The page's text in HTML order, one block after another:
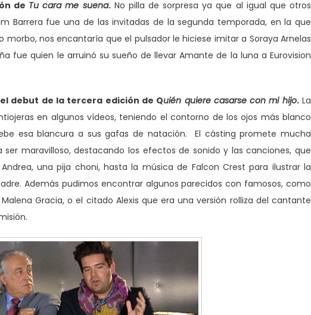
de Tu cara me suena.No pilla de sorpresa ya que al igual que otros
Barrera fue una de las invitadas de la segunda temporada, en la que
morbo, nos encantaría que el pulsador le hiciese imitar a Soraya Arnelas
fue quien le arruinó su sueño de llevar Amante de la luna a Eurovision
debut de la tercera edición de Quién quiere casarse con mi hijo.La
en algunos vídeos, teniendo el contorno de los ojos más blanco
esa blancura a sus gafas de natación. El cásting promete mucha
maravilloso, destacando los efectos de sonido y las canciones, que
una pija choni, hasta la música de Falcon Crest para ilustrar la
Además pudimos encontrar algunos parecidos con famosos, como
Gracia, o el citado Alexis que era una versión rolliza del cantante